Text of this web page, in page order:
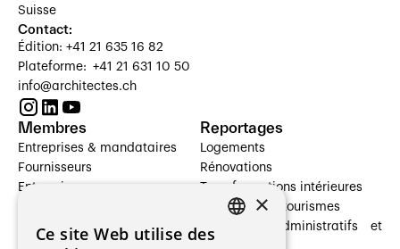
Suisse
Contact:
Édition: +41 21 635 16 82
Plateforme: +41 21 631 10 50
info@architectes.ch
Membres
Entreprises & mandataires
Fournisseurs
Entreprises
Architectes paysagistes
Reportages
Logements
Rénovations
Transformations intérieures
Hôtelleries et tourismes
Bâtiments administratifs et
×
Ce site Web utilise des